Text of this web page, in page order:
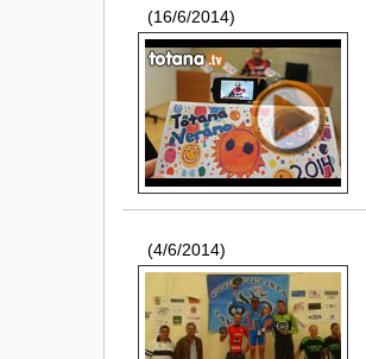
(16/6/2014)
(4/6/2014)